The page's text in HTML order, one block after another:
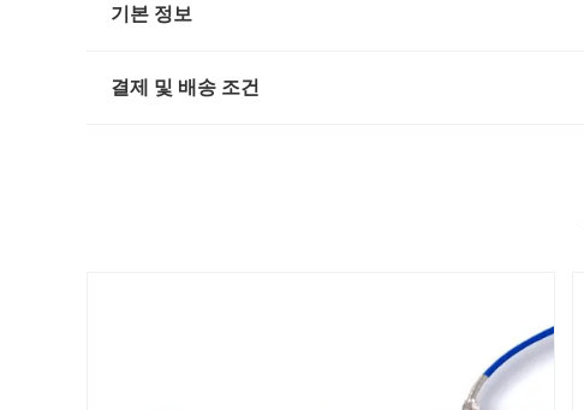
기본 정보
결제 및 배송 조건